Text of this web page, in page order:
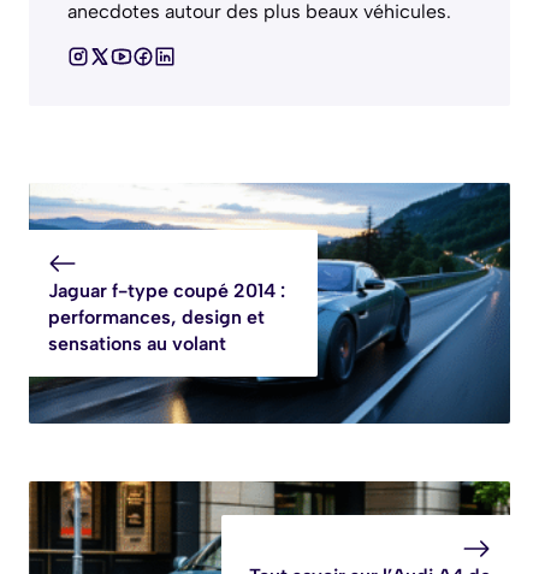
anecdotes autour des plus beaux véhicules.
Jaguar f-type coupé 2014 :
performances, design et
sensations au volant